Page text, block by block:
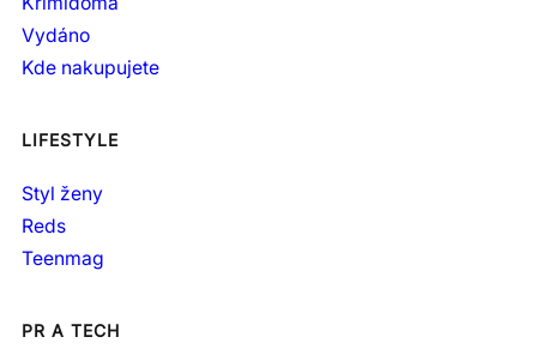
Vydáno
Kde nakupujete
LIFESTYLE
Styl ženy
Reds
Teenmag
PR A TECH